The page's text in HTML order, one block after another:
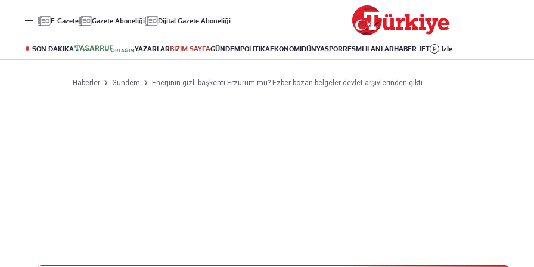
E-Gazete Gazete Aboneliği Dijital Gazete Aboneliği
SON DAKİKA YAZARLARBİZİM SAYFAGÜNDEMPOLİTİKAEKONOMİDÜNYASPORRESMİ İLANLARHABER JET İzle
Altın
Döviz
Kripto Para
Puan Durumu
Fikstür
Avrupa Ligi
Avrupa
Amerika
İsrail-Gazze
Yaşam
Sağlık
Yemek
Aktüel
Kitap
Haberler Gündem Enerjinin gizli başkenti Erzurum mu? Ezber bozan belgeler devlet arşivlerinden çıktı